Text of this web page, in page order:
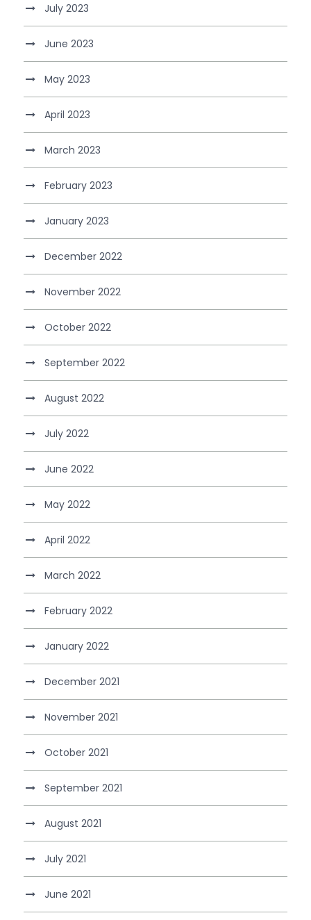
July 2023
June 2023
May 2023
April 2023
March 2023
February 2023
January 2023
December 2022
November 2022
October 2022
September 2022
August 2022
July 2022
June 2022
May 2022
April 2022
March 2022
February 2022
January 2022
December 2021
November 2021
October 2021
September 2021
August 2021
July 2021
June 2021